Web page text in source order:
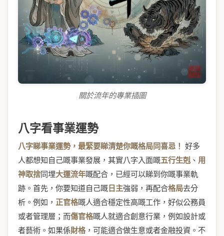
關於流年的專業插圖
八字看事業運勢
八字睇事業運勢，最緊要睇清楚你嘅格局同喜忌！ 好多
人都想知自己嘅事業發展，其實八字入面嘅五行生剋 、 用
神取捨同埋大運流年嘅配合，已經可以睇到你嘅事業軌
跡。首先，你要知道自己嘅 日主強弱，再配合格局去分
析。例如， 正官格嘅人適合穩定性高嘅工作，好似公務員
或者管理層；而傷官格嘅人就適合創意行業，例如設計或
者藝術。如果係財格，可能適合做生意或者金融投資。不